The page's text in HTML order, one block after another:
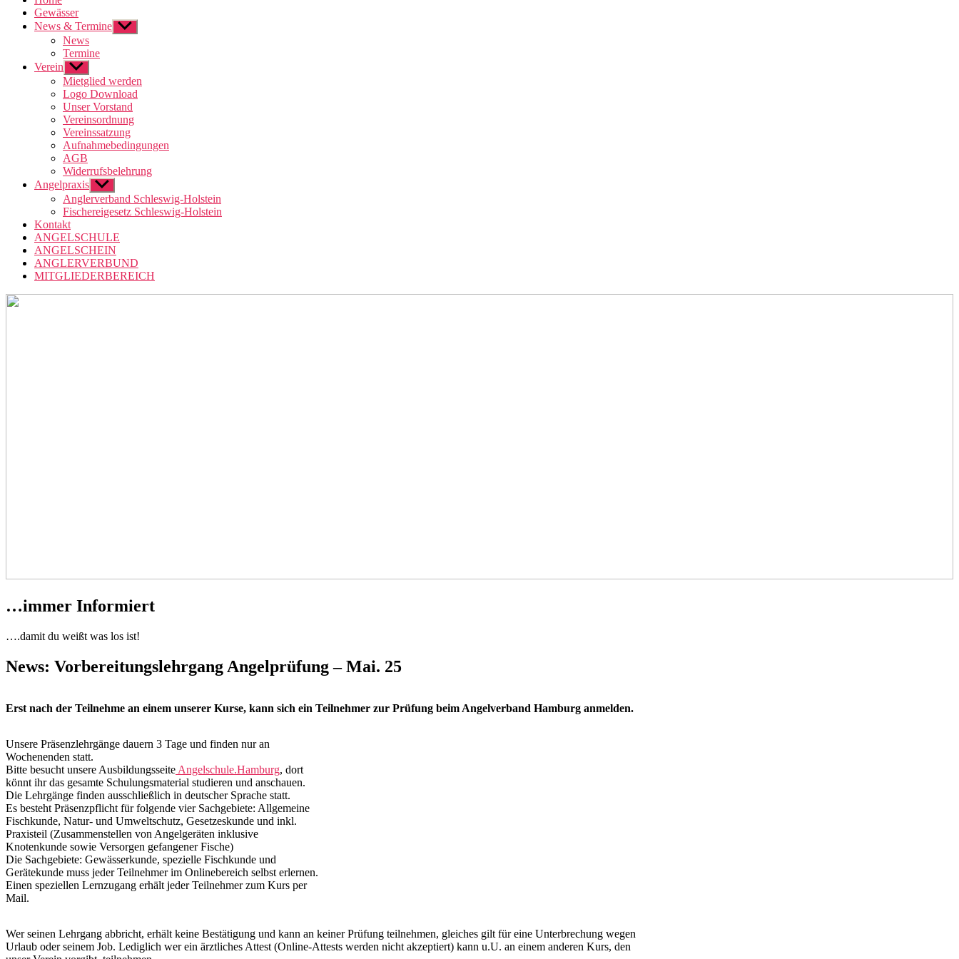
Gewässer
News & Termine Untermenü
anzeigen
News
Termine
Verein Untermenü
anzeigen
Mietglied werden
Logo Download
Unser Vorstand
Vereinsordnung
Vereinssatzung
Aufnahmebedingungen
AGB
Widerrufsbelehrung
Angelpraxis Untermenü
anzeigen
Anglerverband Schleswig-Holstein
Fischereigesetz Schleswig-Holstein
Kontakt
ANGELSCHULE
ANGELSCHEIN
ANGLERVERBUND
MITGLIEDERBEREICH
…immer Informiert
….damit du weißt was los ist!
News: Vorbereitungslehrgang Angelprüfung – Mai. 25
Erst nach der Teilnehme an einem unserer Kurse, kann sich ein Teilnehmer zur Prüfung beim Angelverband Hamburg anmelden.
Unsere Präsenzlehrgänge dauern 3 Tage und finden nur an
Wochenenden statt.
Bitte besucht unsere Ausbildungsseite Angelschule.Hamburg, dort
könnt ihr das gesamte Schulungsmaterial studieren und anschauen.
Die Lehrgänge finden ausschließlich in deutscher Sprache statt.
Es besteht Präsenzpflicht für folgende vier Sachgebiete: Allgemeine
Fischkunde, Natur- und Umweltschutz, Gesetzeskunde und inkl.
Praxisteil (Zusammenstellen von Angelgeräten inklusive
Knotenkunde sowie Versorgen gefangener Fische)
Die Sachgebiete: Gewässerkunde, spezielle Fischkunde und
Gerätekunde muss jeder Teilnehmer im Onlinebereich selbst erlernen.
Einen speziellen Lernzugang erhält jeder Teilnehmer zum Kurs per
Mail.
Wer seinen Lehrgang abbricht, erhält keine Bestätigung und kann an keiner Prüfung teilnehmen, gleiches gilt für eine Unterbrechung wegen
Urlaub oder seinem Job. Lediglich wer ein ärztliches Attest (Online-Attests werden nicht akzeptiert) kann u.U. an einem anderen Kurs, den